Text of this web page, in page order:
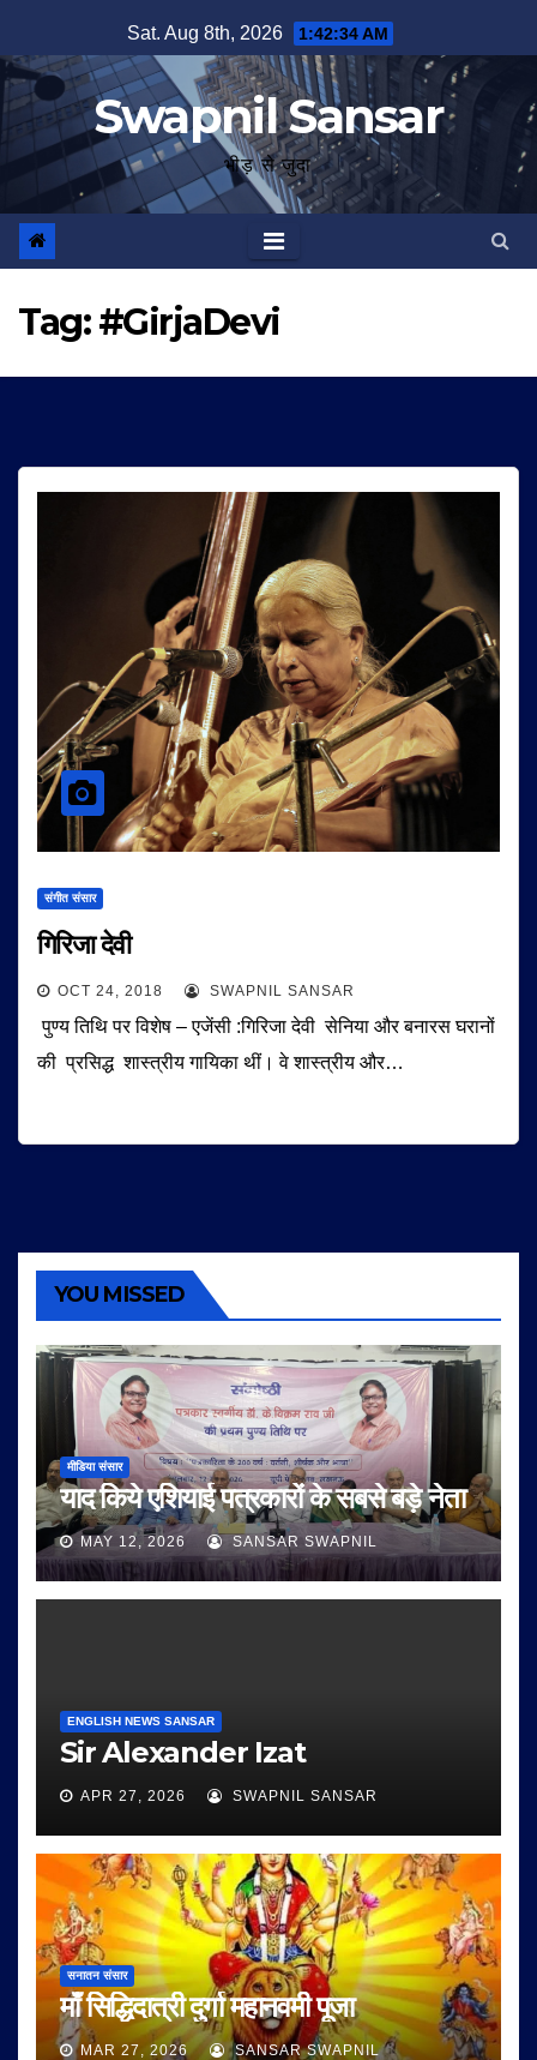
to
content
Sat. Aug 8th, 2026 1:42:35 AM
Swapnil Sansar
भीड़ से जुदा
Tag:#GirjaDevi
संगीत संसार
गिरिजा देवी
OCT 24, 2018 SWAPNIL SANSAR
पुण्य तिथि पर विशेष – एजेंसी :गिरिजा देवी सेनिया और बनारस घरानों
की प्रसिद्ध शास्त्रीय गायिका थीं। वे शास्त्रीय और…
YOU MISSED
मीडिया संसार
याद किये एशियाई पत्रकारों के सबसे बड़े नेता
MAY 12, 2026 SANSAR SWAPNIL
ENGLISH NEWS SANSAR
Sir Alexander Izat
APR 27, 2026 SWAPNIL SANSAR
सनातन संसार
माँ सिद्धिदात्री दुर्गा महानवमी पूजा
MAR 27, 2026 SANSAR SWAPNIL